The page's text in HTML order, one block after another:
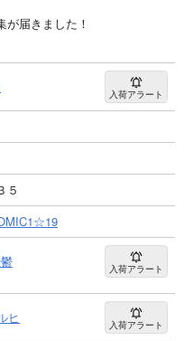
届きました！
入荷アラート
５
入荷アラート
ヒ 入荷アラート